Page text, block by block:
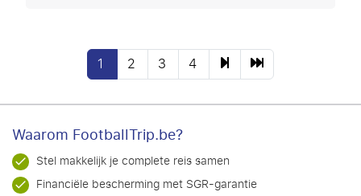
1 2 3 4
Waarom FootballTrip.be?
Stel makkelijk je complete reis samen
Financiële bescherming met SGR-garantie